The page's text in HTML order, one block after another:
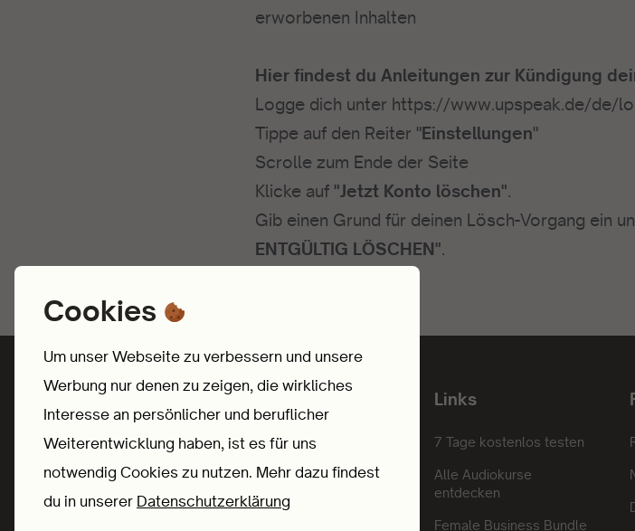
erworbenen Inhalten
Hier findest du Anleitungen zur Kündigung
Logge dich unter https://www.upspeak.de/de/
Tippe auf den Reiter "Einstellungen"
Scrolle zum Ende der Seite
Klicke auf "Jetzt Konto löschen".
Gib einen Grund für deinen Lösch-Vorgang ein
ENTGÜLTIG LÖSCHEN".
Dein Mentor im Ohr
Links
7 Tage kostenlos testen
Alle Audiokurse
entdecken
Female Business Bundle
Cookies
Um unser Webseite zu verbessern und unsere
Werbung nur denen zu zeigen, die wirkliches
Interesse an persönlicher und beruflicher
Weiterentwicklung haben, ist es für uns
notwendig Cookies zu nutzen. Mehr dazu findest
du in unserer Datenschutzerklärung